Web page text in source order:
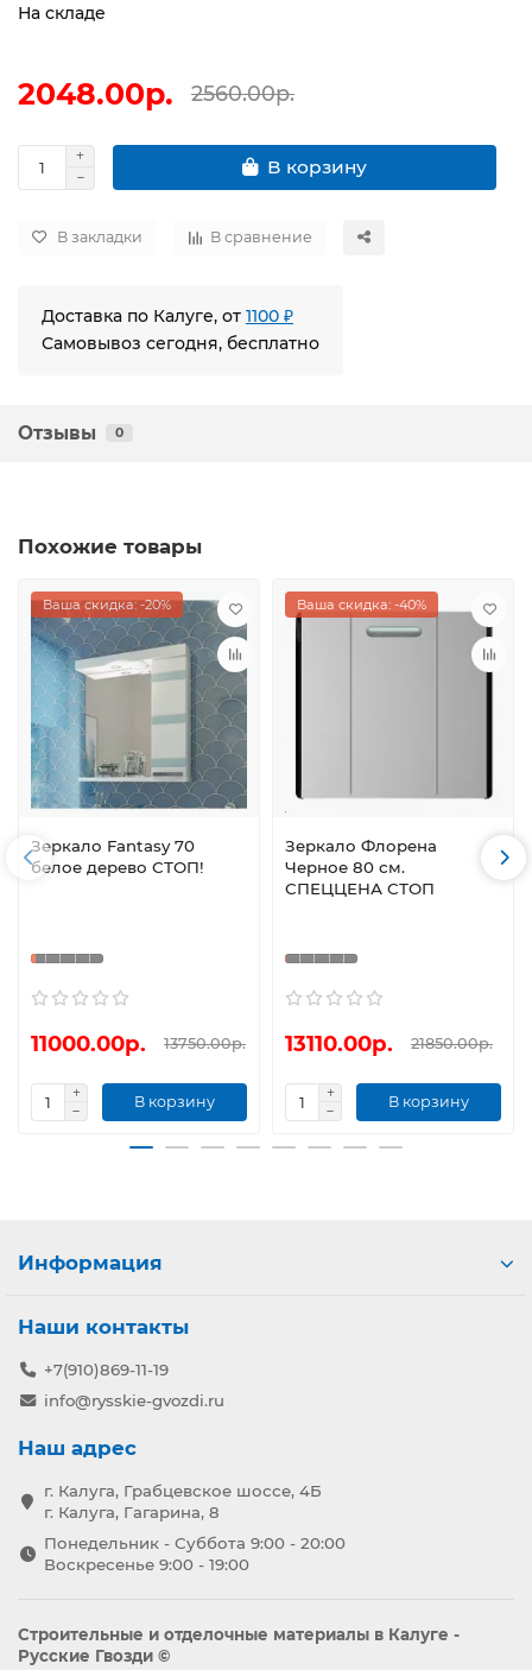
На складе
2048.00р. 2560.00р.
В корзину
В закладки В сравнение
Доставка по Калуге, от 1100 ₽
Самовывоз сегодня, бесплатно
Отзывы 0
Похожие товары
Ваша скидка: -20%
Зеркало Fantasy 70
белое дерево СТОП!
11000.00р. 13750.00р.
В корзину
Ваша скидка: -40%
Зеркало Флорена
Черное 80 см.
СПЕЦЦЕНА СТОП
13110.00р. 21850.00р.
В корзину
Информация
Наши контакты
+7(910)869-11-19
info@rysskie-gvozdi.ru
Наш адрес
г. Калуга, Грабцевское шоссе, 4Б
г. Калуга, Гагарина, 8
Понедельник - Суббота 9:00 - 20:00
Воскресенье 9:00 - 19:00
Строительные и отделочные материалы в Калуге -
Русские Гвозди ©